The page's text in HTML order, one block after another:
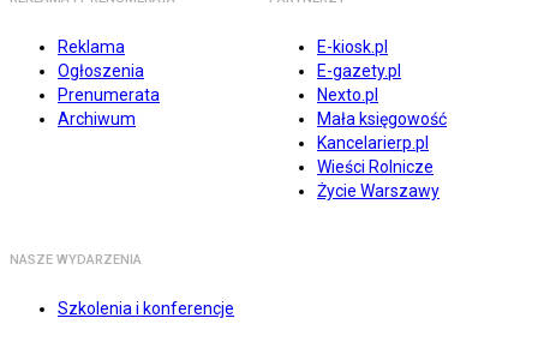
Reklama
Ogłoszenia
Prenumerata
Archiwum
E-kiosk.pl
E-gazety.pl
Nexto.pl
Mała księgowość
Kancelarierp.pl
Wieści Rolnicze
Życie Warszawy
NASZE WYDARZENIA
Szkolenia i konferencje